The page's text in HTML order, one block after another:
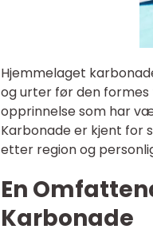
Hjemmelaget
og urter før den
opprinnelse som har
Karbonade er kjent for
etter region og
En
Karbonade